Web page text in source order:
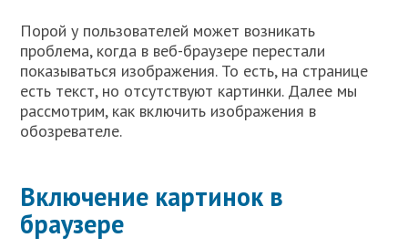
Порой у пользователей может возникать
проблема, когда в веб-браузере перестали
показываться изображения. То есть, на странице
есть текст, но отсутствуют картинки. Далее мы
рассмотрим, как включить изображения в
обозревателе.
Включение картинок в
браузере